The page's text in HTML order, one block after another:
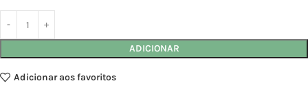
ADICIONAR
Adicionar aos favoritos